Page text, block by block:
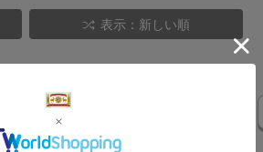
表示：新しい順
癒し